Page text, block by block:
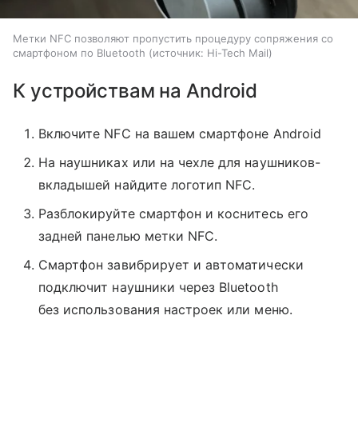
Метки NFC позволяют пропустить процедуру сопряжения со
смартфоном по Bluetooth
источник: Hi-Tech Mail
К устройствам на Android
Включите NFC на вашем смартфоне Android
На наушниках или на чехле для наушников-
вкладышей найдите логотип NFC.
Разблокируйте смартфон и коснитесь его
задней панелью метки NFC.
Смартфон завибрирует и автоматически
подключит наушники через Bluetooth
без использования настроек или меню.